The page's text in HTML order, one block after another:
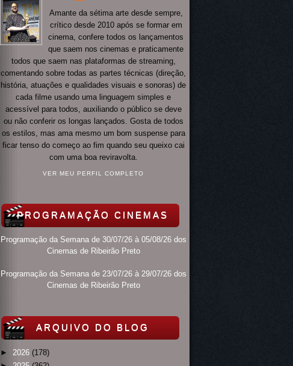
Amante da sétima arte desde sempre,
crítico desde 2010 após se formar em
cinema, confere todos os lançamentos
que saem nos cinemas e praticamente
todos que saem nas plataformas de streaming,
comentando sobre todas as partes técnicas (direção,
história, atuações e qualidades visuais e sonoras) de
cada filme usando uma linguagem simples e
acessível para todos, auxiliando o público se deve
ou não conferir os longas lançados. Gosta de todos
os estilos, mas ama mesmo um bom suspense para
ficar tenso do começo ao fim quando seu queixo cai
com uma boa reviravolta.
VER MEU PERFIL COMPLETO
PROGRAMAÇÃO CINEMAS
Programação da Semana de 30/07/26 à 05/08/26 dos
Cinemas de Ribeirão Preto
Programação da Semana de 23/07/26 à 29/07/26 dos
Cinemas de Ribeirão Preto
ARQUIVO DO BLOG
► 2026 (178)